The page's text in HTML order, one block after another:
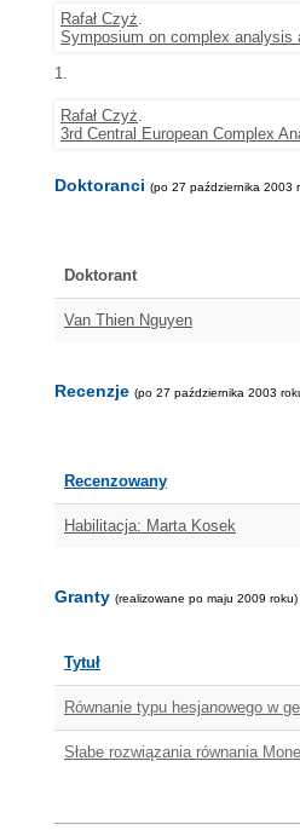
Rafał Czyż.
Symposium on complex analysis
1.
Rafał Czyż.
3rd Central European Complex
Doktoranci (po 27 października 2003
Doktorant
Van Thien Nguyen
Recenzje (po 27 października 2003
Recenzowany
Habilitacja: Marta Kosek
Granty (realizowane po maju 2009 roku)
Tytuł
Równanie typu hesjanowego w
Słabe rozwiązania równania